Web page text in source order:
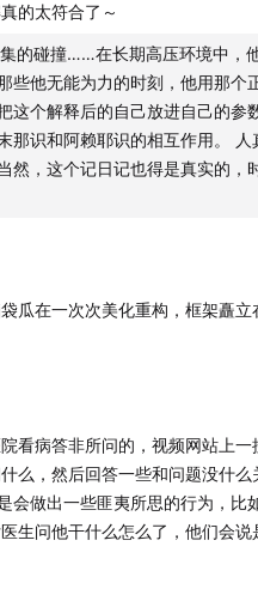
的太符合了～
的碰撞……在长期高压环境中，
些他无能为力的时刻，他用那个
这个解释后的自己放进自己的参
那识和阿赖耶识的相互作用。 人
然，这个记日记也得是真实的，
瓜在一次次美化重构，框架矗立
看病答非所问的，视频网站上一
么，然后回答一些和问题没什么
会做出一些匪夷所思的行为，比
生问他干什么怎么了，他们会说